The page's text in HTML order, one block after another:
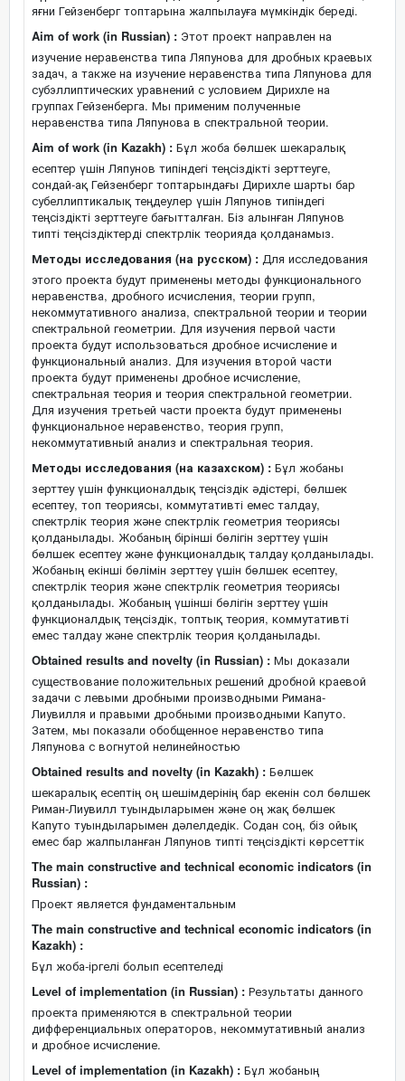
яғни Гейзенберг топтарына жалпылауға мүмкіндік береді.
Aim of work (in Russian) : Этот проект направлен на
изучение неравенства типа Ляпунова для дробных краевых
задач, а также на изучение неравенства типа Ляпунова для
субэллиптических уравнений с условием Дирихле на
группах Гейзенберга. Мы применим полученные
неравенства типа Ляпунова в спектральной теории.
Aim of work (in Kazakh) : Бұл жоба бөлшек шекаралық
есептер үшін Ляпунов типіндегі теңсіздікті зерттеуге,
сондай-ақ Гейзенберг топтарындағы Дирихле шарты бар
субеллиптикалық теңдеулер үшін Ляпунов типіндегі
теңсіздікті зерттеуге бағытталған. Біз алынған Ляпунов
типті теңсіздіктерді спектрлік теорияда қолданамыз.
Методы исследования (на русском) : Для исследования
этого проекта будут применены методы функционального
неравенства, дробного исчисления, теории групп,
некоммутативного анализа, спектральной теории и теории
спектральной геометрии. Для изучения первой части
проекта будут использоваться дробное исчисление и
функциональный анализ. Для изучения второй части
проекта будут применены дробное исчисление,
спектральная теория и теория спектральной геометрии.
Для изучения третьей части проекта будут применены
функциональное неравенство, теория групп,
некоммутативный анализ и спектральная теория.
Методы исследования (на казахском) : Бұл жобаны
зерттеу үшін функционалдық теңсіздік әдістері, бөлшек
есептеу, топ теориясы, коммутативті емес талдау,
спектрлік теория және спектрлік геометрия теориясы
қолданылады. Жобаның бірінші бөлігін зерттеу үшін
бөлшек есептеу және функционалдық талдау қолданылады.
Жобаның екінші бөлімін зерттеу үшін бөлшек есептеу,
спектрлік теория және спектрлік геометрия теориясы
қолданылады. Жобаның үшінші бөлігін зерттеу үшін
функционалдық теңсіздік, топтық теория, коммутативті
емес талдау және спектрлік теория қолданылады.
Obtained results and novelty (in Russian) : Мы доказали
существование положительных решений дробной краевой
задачи с левыми дробными производными Римана-
Лиувилля и правыми дробными производными Капуто.
Затем, мы показали обобщенное неравенство типа
Ляпунова с вогнутой нелинейностью
Obtained results and novelty (in Kazakh) : Бөлшек
шекаралық есептің оң шешімдерінің бар екенін сол бөлшек
Риман-Лиувилл туындыларымен және оң жақ бөлшек
Капуто туындыларымен дәлелдедік. Cодан соң, біз ойық
емес бар жалпыланған Ляпунов типті теңсіздікті көрсеттік
The main constructive and technical economic indicators (in
Russian) :
Проект является фундаментальным
The main constructive and technical economic indicators (in
Kazakh) :
Бұл жоба-іргелі болып есептеледі
Level of implementation (in Russian) : Результаты данного
проекта применяются в спектральной теории
дифференциальных операторов, некоммутативный анализ
и дробное исчисление.
Level of implementation (in Kazakh) : Бұл жобаның